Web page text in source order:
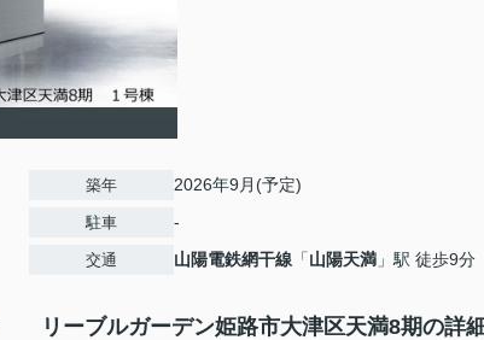
築年 2026年9月(予定)
駐車 -
交通 山陽電鉄網干線 「山陽天満 」駅 徒歩9分
リーブルガーデン姫路市大津区天満8期の詳